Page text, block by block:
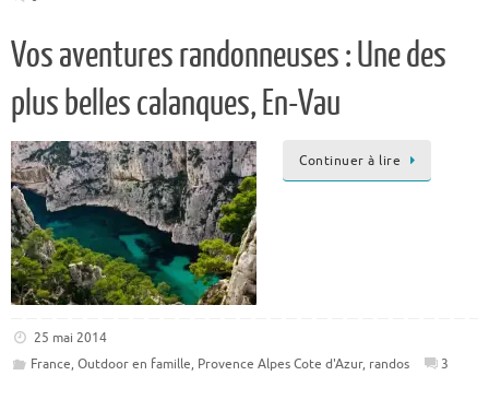
Vos aventures randonneuses : Une des
plus belles calanques, En-Vau
Continuer à lire
25 mai 2014
France, Outdoor en famille, Provence Alpes Cote d'Azur, randos 3